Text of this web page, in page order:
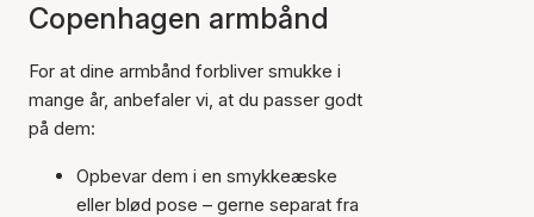
Copenhagen armbånd
For at dine armbånd forbliver smukke i
mange år, anbefaler vi, at du passer godt
på dem:
Opbevar dem i en smykkeæske
eller blød pose – gerne separat fra